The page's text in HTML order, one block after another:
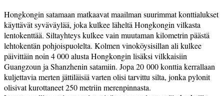
Hongkongin satamaan matkaavat maailman suurimmat konttialukset
käyttävät syväväylää, joka kulkee läheltä Hongkongin vilkasta
lentokenttää. Siltayhteys kulkee vain muutaman kilometrin päästä
lehtokentän pohjoispuolelta. Kolmen vinoköysisillan ali kulkee
päivittäin noin 4 000 alusta Hongkongin lisäksi vilkkaisiin
Guangzoun ja Shanzhenin satamiin. Jopa 20 000 konttia kerrallaan
kuljettavia merten jättiläisiä varten olisi tarvittu silta, jonka pylonit
olisivat kurottaneet 250 metriin merenpinnasta.